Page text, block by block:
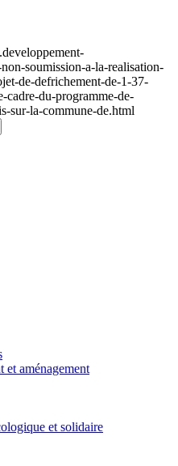
soumission-a-la-realisation-
de-defrichement-de-1-37-
cadre-du-programme-de-
sur-la-commune-de.html
et aménagement
et solidaire